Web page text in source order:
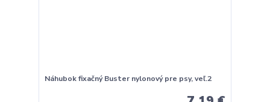
Náhubok fixačný Buster nylonový pre psy, veľ.2